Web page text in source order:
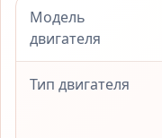
Модель
двигателя
Тип двигателя